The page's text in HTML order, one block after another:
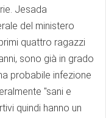
Jesada
del ministero
quattro ragazzi
sono già in grado
probabile infezione
"sani e
quindi hanno un